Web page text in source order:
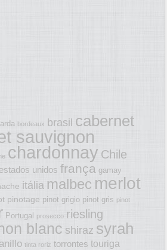
bordeaux brasil cabernet
sauvignon
chardonnay Chile
estados unidos frança gamay
itália malbec merlot
pinotage pinot grigio pinot gris pinot
Portugal prosecco riesling
blanc shiraz syrah
tinta roriz torrontes touriga